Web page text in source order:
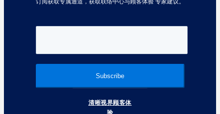
订阅获取专属通道，获取联络中心与顾客体验 专家建议。
清晰视界顾客体